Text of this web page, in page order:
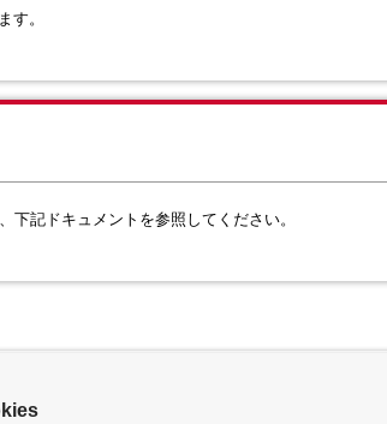
。
記ドキュメントを参照してください。